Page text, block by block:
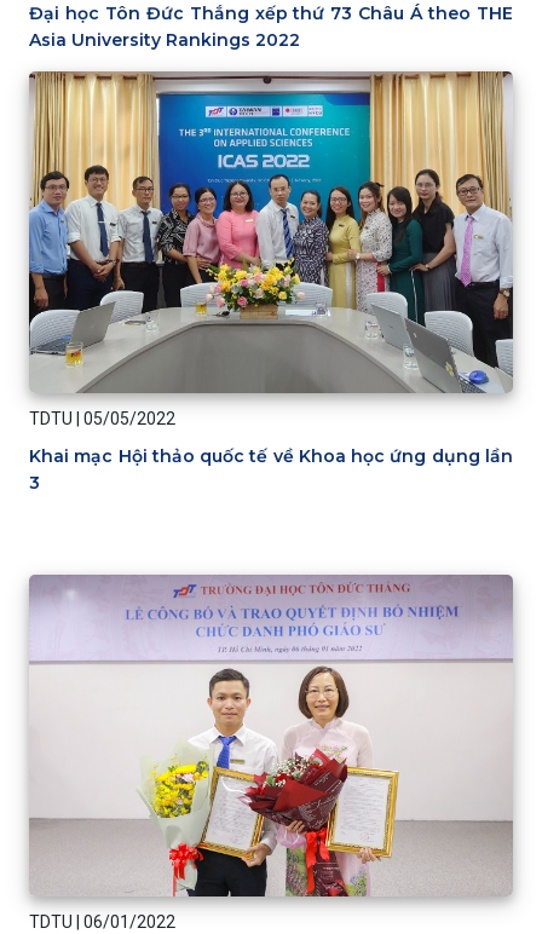
Đại học Tôn Đức Thắng xếp thứ 73 Châu Á theo THE
Asia University Rankings 2022
TDTU 05/05/2022
Khai mạc Hội thảo quốc tế về Khoa học ứng dụng lần
3
TDTU 06/01/2022